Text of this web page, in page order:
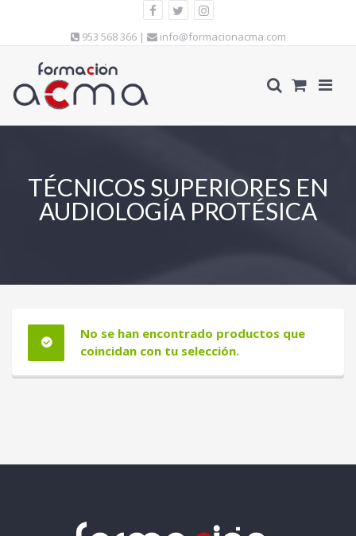
953 568 366 | info@formacionacma.com
TÉCNICOS SUPERIORES EN
AUDIOLOGÍA PROTÉSICA
No se han encontrado productos que
coincidan con tu selección.